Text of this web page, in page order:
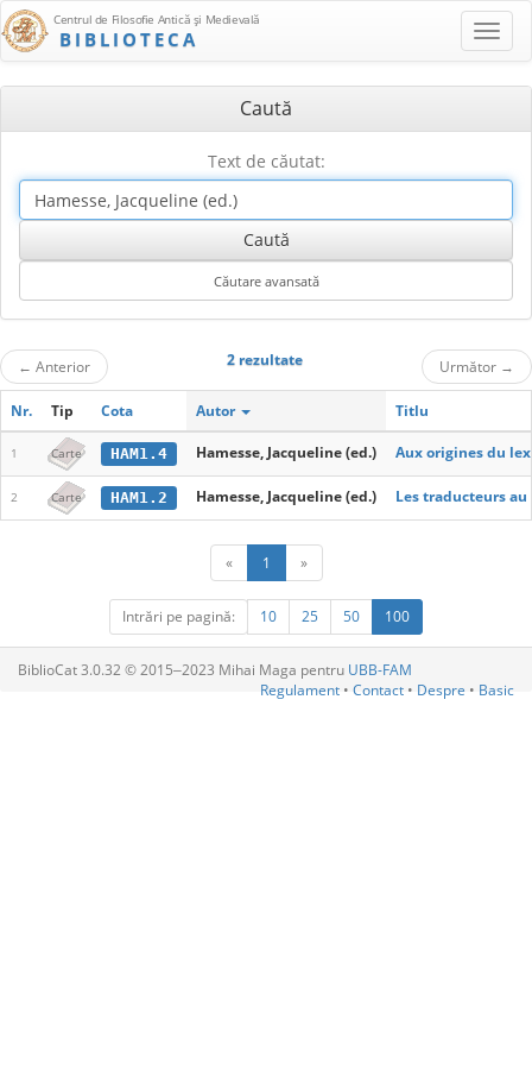
Centrul de Filosofie Antică şi Medievală
BIBLIOTECA
Caută
Text de căutat:
← Anterior 2 rezultate Următor →
Nr. Tip Cota Autor Titlu
1 Carte HAM1.4 Hamesse, Jacqueline (ed.) Aux origines du
2 Carte HAM1.2 Hamesse, Jacqueline (ed.) Les traducteurs
« 1 »
Intrări pe pagină: 10 25 50 100
BiblioCat 3.0.32 © 2015‒2023 Mihai Maga pentru UBB-FAM
Regulament • Contact • Despre • Basic